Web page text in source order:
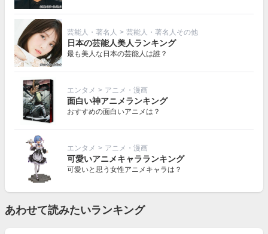
芸能人・著名人 > 芸能人・著名人その他
日本の芸能人美人ランキング
最も美人な日本の芸能人は誰？
エンタメ > アニメ・漫画
面白い神アニメランキング
おすすめの面白いアニメは？
エンタメ > アニメ・漫画
可愛いアニメキャラランキング
可愛いと思う女性アニメキャラは？
あわせて読みたいランキング